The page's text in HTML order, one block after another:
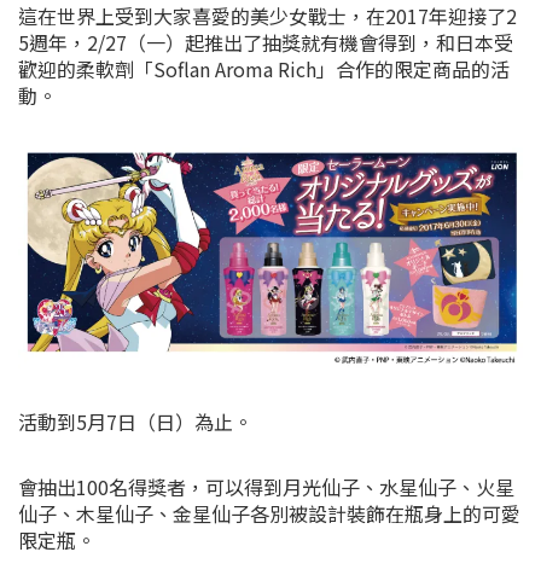
這在世界上受到大家喜愛的美少女戰士，在2017年迎接了2
5週年，2/27（一）起推出了抽獎就有機會得到，和日本受
歡迎的柔軟劑「Soflan Aroma Rich」合作的限定商品的活
動。
活動到5月7日（日）為止。
會抽出100名得獎者，可以得到月光仙子、水星仙子、火星
仙子、木星仙子、金星仙子各別被設計裝飾在瓶身上的可愛
限定瓶。